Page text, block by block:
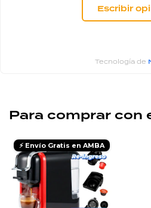
Escribir
Tecnología de
Para comprar con
⚡ Envío Gratis en AMBA